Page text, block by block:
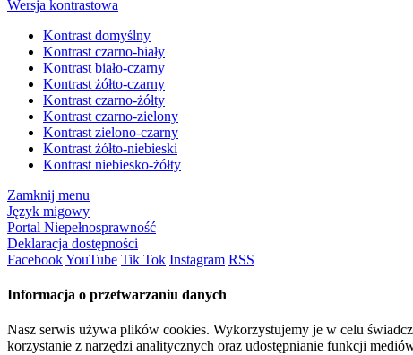
Wersja kontrastowa
Kontrast domyślny
Kontrast czarno-biały
Kontrast biało-czarny
Kontrast żółto-czarny
Kontrast czarno-żółty
Kontrast czarno-zielony
Kontrast zielono-czarny
Kontrast żółto-niebieski
Kontrast niebiesko-żółty
Zamknij menu
Język migowy
Portal Niepełnosprawność
Deklaracja dostępności
FacebookYouTube Tik Tok Instagram RSS
Informacja o przetwarzaniu danych
Nasz serwis używa plików cookies. Wykorzystujemy je w celu
korzystanie z narzędzi analitycznych oraz udostępnianie funkcji